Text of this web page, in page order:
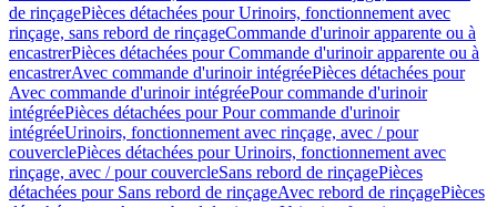
de rinçagePièces détachées pour Urinoirs, fonctionnement avec
rinçage, sans rebord de rinçageCommande d'urinoir apparente ou à
encastrerPièces détachées pour Commande d'urinoir apparente ou à
encastrerAvec commande d'urinoir intégréePièces détachées pour
Avec commande d'urinoir intégréePour commande d'urinoir
intégréePièces détachées pour Pour commande d'urinoir
intégréeUrinoirs, fonctionnement avec rinçage, avec / pour
couverclePièces détachées pour Urinoirs, fonctionnement avec
rinçage, avec / pour couvercleSans rebord de rinçagePièces
détachées pour Sans rebord de rinçageAvec rebord de rinçagePièces